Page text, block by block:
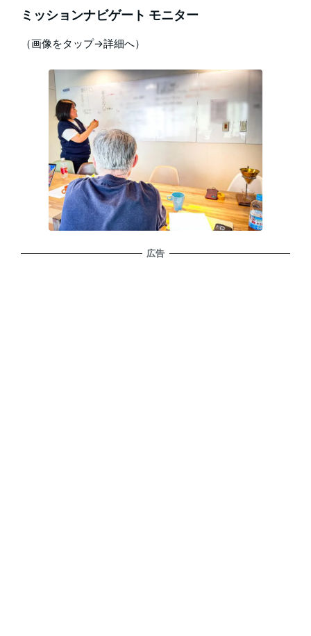
ミッションナビゲート モニター
（画像をタップ→詳細へ）
広告